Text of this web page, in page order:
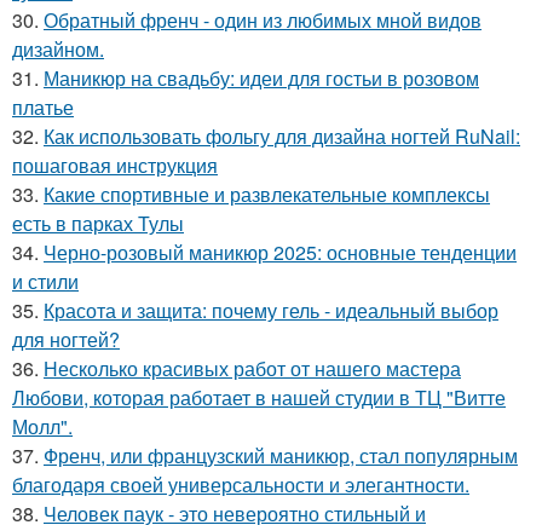
30. Обратный френч - один из любимых мной видов
дизайном.
31. Маникюр на свадьбу: идеи для гостьи в розовом
платье
32. Как использовать фольгу для дизайна ногтей RuNail:
пошаговая инструкция
33. Какие спортивные и развлекательные комплексы
есть в парках Тулы
34. Черно-розовый маникюр 2025: основные тенденции
и стили
35. Красота и защита: почему гель - идеальный выбор
для ногтей?
36. Несколько красивых работ от нашего мастера
Любови, которая работает в нашей студии в ТЦ "Витте
Молл".
37. Френч, или французский маникюр, стал популярным
благодаря своей универсальности и элегантности.
38. Человек паук - это невероятно стильный и